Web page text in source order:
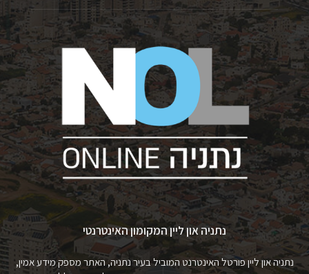
נתניה און ליין המקומון האינטרנטי
נתניה און ליין פורטל האינטרנט המוביל בעיר נתניה, האתר מספק מידע אמין,